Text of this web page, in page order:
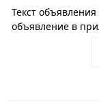
Текст
объявление в